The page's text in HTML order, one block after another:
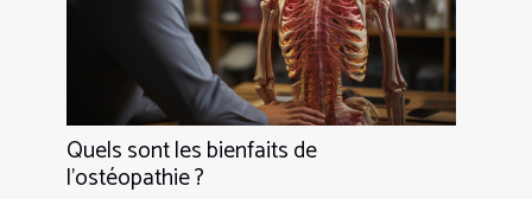
Quels sont les bienfaits de
l’ostéopathie ?